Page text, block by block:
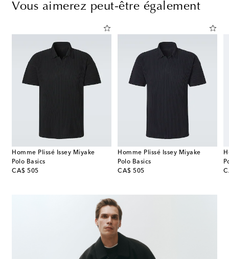
Vous aimerez peut-être également
Homme Plissé Issey Miyake
Polo Basics
CA$ 505
original price
Homme Plissé Issey Miyake
Polo Basics
CA$ 505
original price